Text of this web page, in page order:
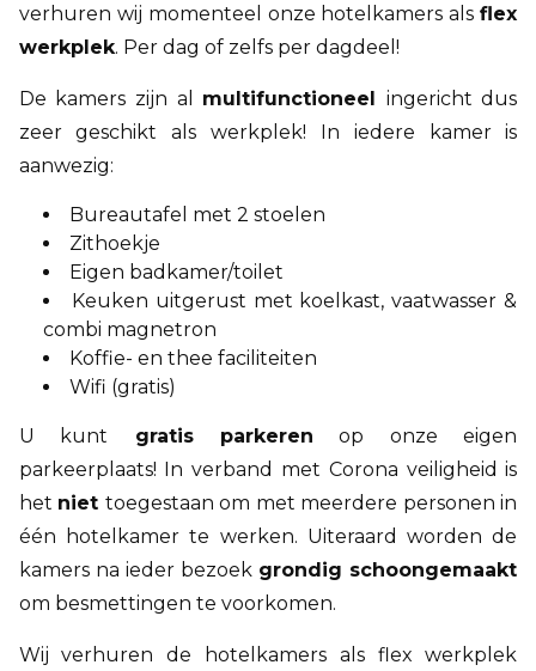
verhuren wij momenteel onze hotelkamers alsflex
werkplek. Per dag of zelfs per dagdeel!
De kamers zijn al multifunctioneel ingericht dus
zeer geschikt als werkplek! In iedere kamer is
aanwezig:
Bureautafel met 2 stoelen
Zithoekje
Eigen badkamer/toilet
Keuken uitgerust met koelkast, vaatwasser &
combi magnetron
Koffie- en thee faciliteiten
Wifi (gratis)
U kunt gratis parkeren op onze eigen
parkeerplaats! In verband met Corona veiligheid is
het niet toegestaan om met meerdere personen in
één hotelkamer te werken. Uiteraard worden de
kamers na ieder bezoek grondig schoongemaakt
om besmettingen te voorkomen.
Wij verhuren de hotelkamers als flex werkplek